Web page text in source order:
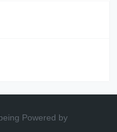
Powered by